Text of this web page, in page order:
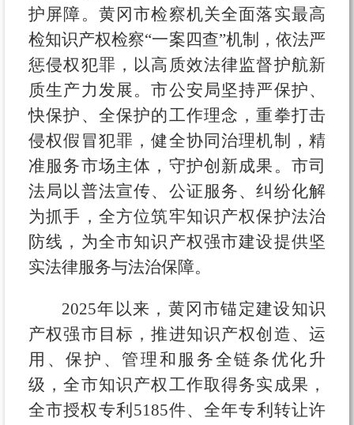
护屏障。黄冈市检察机关全面落实最高
检知识产权检察“一案四查”机制，依法严
惩侵权犯罪，以高质效法律监督护航新
质生产力发展。市公安局坚持严保护、
快保护、全保护的工作理念，重拳打击
侵权假冒犯罪，健全协同治理机制，精
准服务市场主体，守护创新成果。市司
法局以普法宣传、公证服务、纠纷化解
为抓手，全方位筑牢知识产权保护法治
防线，为全市知识产权强市建设提供坚
实法律服务与法治保障。
2025年以来，黄冈市锚定建设知识
产权强市目标，推进知识产权创造、运
用、保护、管理和服务全链条优化升
级，全市知识产权工作取得务实成果，
全市授权专利5185件、全年专利转让许